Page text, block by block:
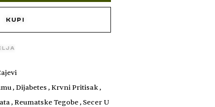
KUPI
, Dijabetes , Krvni Pritisak,
, Reumatske Tegobe, Secer U